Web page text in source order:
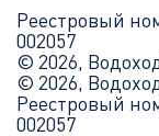
Реестровый
002057
© 2026,
© 2026,
Реестровый
002057